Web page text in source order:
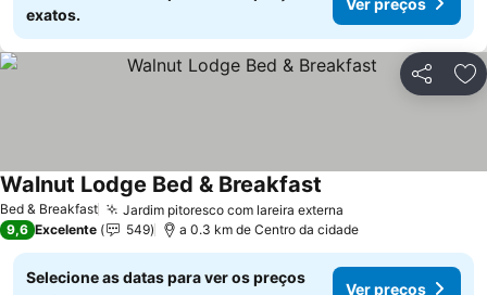
exatos.
Partilhar
Bed & Breakfast Jardim pitoresco com lareira externa
Walnut Lodge Bed & Breakfast
9,6 Excelente 549 a 0.3 km de Centro da cidade
Selecione as datas para ver os preços
Ver preços